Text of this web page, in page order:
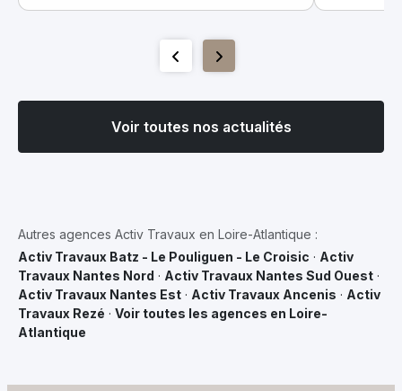
Voir toutes nos actualités
Autres agences Activ Travaux en Loire-Atlantique :
Activ Travaux Batz - Le Pouliguen - Le Croisic · Activ
Travaux Nantes Nord · Activ Travaux Nantes Sud Ouest ·
Activ Travaux Nantes Est · Activ Travaux Ancenis · Activ
Travaux Rezé · Voir toutes les agences en Loire-
Atlantique